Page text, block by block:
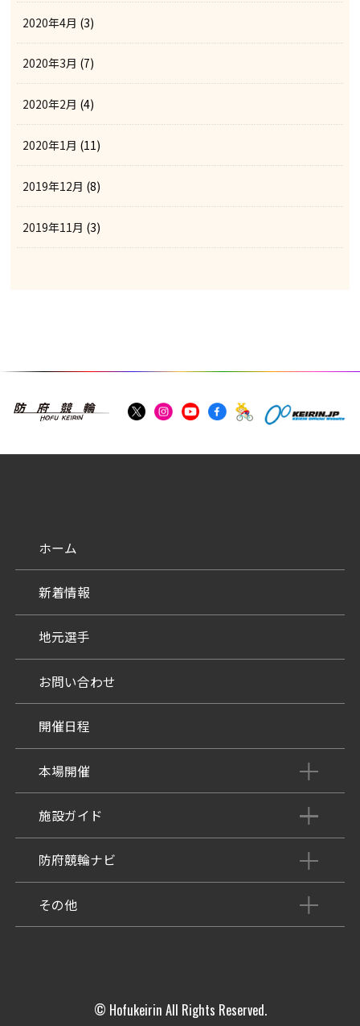
2020年4月 (3)
2020年3月 (7)
2020年2月 (4)
2020年1月 (11)
2019年12月 (8)
2019年11月 (3)
ホーム
新着情報
地元選手
お問い合わせ
開催日程
本場開催
開催展望記事
パンフレット
出場予定選手
出走表
イベント＆ファンサービス
施設ガイド
施設紹介
KEIRINパーク
アクセス
防府競輪ナビ
車券の購入方法
歴代優勝者を紹介
その他
Kからの挑戦状
© Hofukeirin All Rights Reserved.